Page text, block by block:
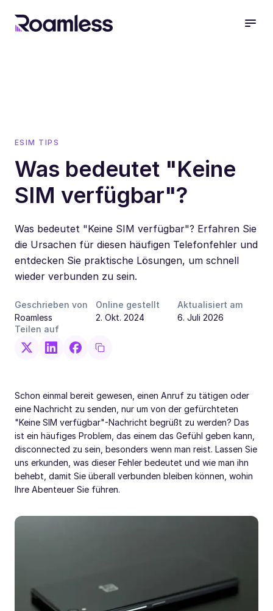
ESIM TIPS
Was bedeutet "Keine
SIM verfügbar"?
Was bedeutet "Keine SIM verfügbar"? Erfahren Sie
die Ursachen für diesen häufigen Telefonfehler und
entdecken Sie praktische Lösungen, um schnell
wieder verbunden zu sein.
Geschrieben von
Roamless
Online gestellt
2. Okt. 2024
Aktualisiert am
6. Juli 2026
Teilen auf
Schon einmal bereit gewesen, einen Anruf zu tätigen oder
eine Nachricht zu senden, nur um von der gefürchteten
"Keine SIM verfügbar"-Nachricht begrüßt zu werden? Das
ist ein häufiges Problem, das einem das Gefühl geben kann,
disconnected zu sein, besonders wenn man reist. Lassen Sie
uns erkunden, was dieser Fehler bedeutet und wie man ihn
behebt, damit Sie überall verbunden bleiben können, wohin
Ihre Abenteuer Sie führen.